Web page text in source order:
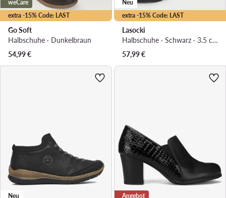
extra -15% Code: LAST
weCare
Go Soft
Halbschuhe · Dunkelbraun
54,99€
extra -15% Code: LAST
Neu
Lasocki
Halbschuhe · Schwarz · 3.5 cm
57,99€
Neu Angebot